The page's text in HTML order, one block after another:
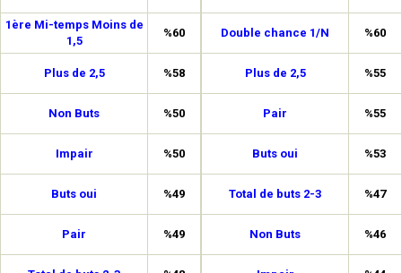
1ère Mi-temps Moins de
1,5
%60
Plus de 2,5 %58
Non Buts %50
Impair %50
Buts oui %49
Pair %49
Double chance 1/N %60
Plus de 2,5 %55
Pair %55
Buts oui %53
Total de buts 2-3 %47
Non Buts %46